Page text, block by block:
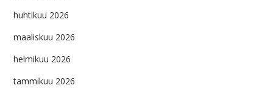
huhtikuu 2026
maaliskuu 2026
helmikuu 2026
tammikuu 2026